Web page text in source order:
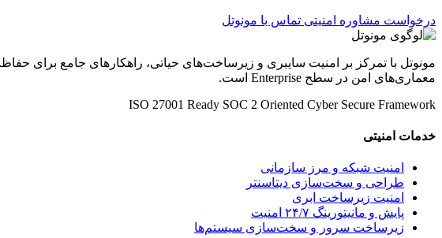
درخواست مشاوره امنیتی تماس با مونوتل
مونوتل با تمرکز بر امنیت سایبری و زیرساخت‌های حیاتی، راهکارهای جامع برای
معماری‌های امن در سطح Enterprise است.
ISO 27001 Ready SOC 2 Oriented Cyber Secure Framework
خدمات امنیتی
امنیت شبکه و مرز سازمانی
طراحی و سخت‌سازی دیتاسنتر
امنیت زیرساخت ابری
پایش و مانیتورینگ ۲۴/۷ امنیت
زیرساخت سرور و سخت‌سازی سیستم‌ها